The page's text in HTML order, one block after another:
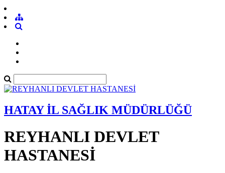
HATAY İL SAĞLIK MÜDÜRLÜĞÜ
REYHANLI DEVLET
HASTANESİ